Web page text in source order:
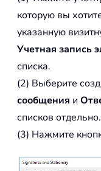
которую вы
указанную
Учетная запись
списка.
(2) Выберите
сообщения и
списков отдельно.
(3) Нажмите